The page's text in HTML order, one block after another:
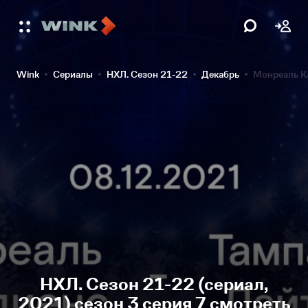
Wink Сериалы НХЛ. Сезон 21-22 Декабрь Монреаль
НХЛ. Сезон 21-22 (сериал,
2021) сезон 3 серия 7 смотреть